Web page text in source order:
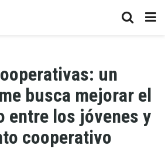
un
busca mejorar el
entre los jóvenes y
cooperativo